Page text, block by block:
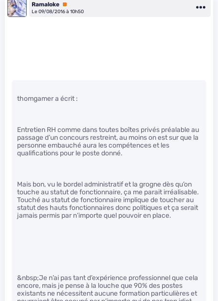
Ramaloke Premium
Le 09/08/2016 à 10h50
thomgamer a écrit :
Entretien RH comme dans toutes boîtes privés préalable au
passage d’un concours restreint, au moins on est sur que la
personne embauché aura les compétences et les
qualifications pour le poste donné.
Mais bon, vu le bordel administratif et la grogne dès qu’on
touche au statut de fonctionnaire, ça me parait irréalisable.
Touché au statut de fonctionnaire implique de toucher au
statut des hauts fonctionnaires donc politiques et ça serait
jamais permis par n’importe quel pouvoir en place.
&nbsp;Je n’ai pas tant d’expérience professionnel que cela
encore, mais je pense à la louche que 90% des postes
existants ne nécessitent aucune formation particulières et